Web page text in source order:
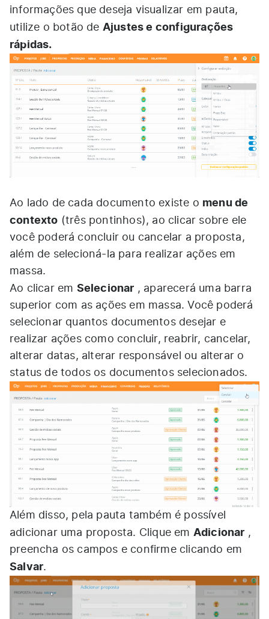
informações que deseja visualizar em pauta,
utilize o botão de Ajustes e configurações
rápidas.
Ao lado de cada documento existe o menu de
contexto (três pontinhos), ao clicar sobre ele
você poderá concluir ou cancelar a proposta,
além de selecioná-la para realizar ações em
massa.
Ao clicar em Selecionar , aparecerá uma barra
superior com as ações em massa. Você poderá
selecionar quantos documentos desejar e
realizar ações como concluir, reabrir, cancelar,
alterar datas, alterar responsável ou alterar o
status de todos os documentos selecionados.
Além disso, pela pauta também é possível
adicionar uma proposta. Clique em Adicionar ,
preencha os campos e confirme clicando em
Salvar.